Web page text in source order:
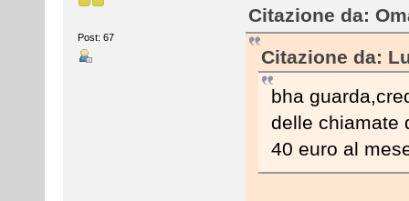
Post: 67
Citazione da:
Citazione da:
bha
delle chiamate
40 euro al